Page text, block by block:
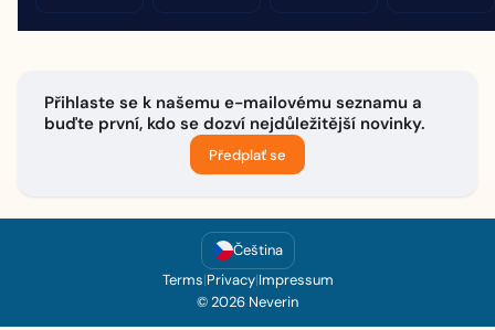
Přihlaste se k našemu e-mailovému seznamu a
buďte první, kdo se dozví nejdůležitější novinky.
Předplať se
Čeština
Terms|Privacy|Impressum
© 2026 Neverin